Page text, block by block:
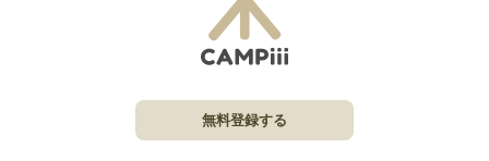
無料登録する